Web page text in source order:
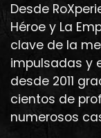
Desde
Héroe y La
clave de la
impulsadas y
desde 2011
cientos de
numerosos